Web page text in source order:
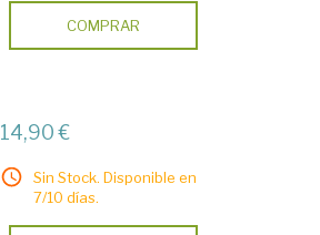
COMPRAR
14,90 €
Sin Stock. Disponible en
7/10 días.